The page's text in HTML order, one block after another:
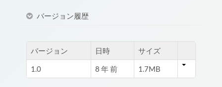
バージョン履歴
バージョン 日時 サイズ
1.0 8 年 前 1.7MB